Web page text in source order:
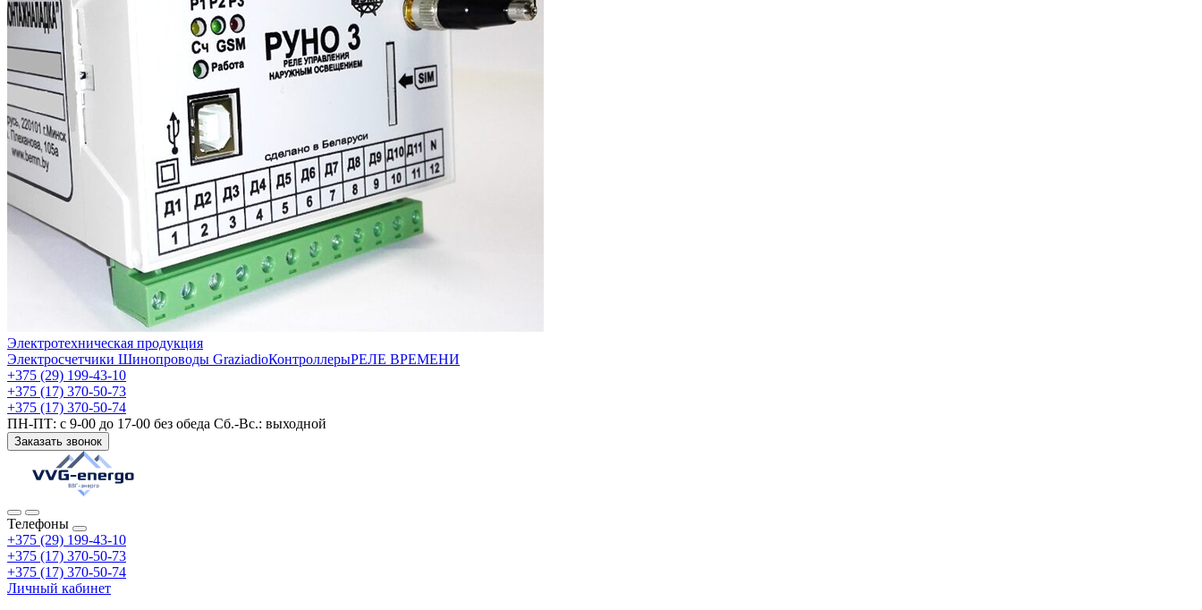
Электротехническая продукция
Электросчетчики Шинопроводы GraziadioКонтроллерыРЕЛЕ ВРЕМЕНИ
+375 (29) 199-43-10
+375 (17) 370-50-73
+375 (17) 370-50-74
ПН-ПТ: с 9-00 до 17-00 без обеда Сб.-Вс.: выходной
Заказать звонок
Телефоны
+375 (29) 199-43-10
+375 (17) 370-50-73
+375 (17) 370-50-74
Личный кабинет